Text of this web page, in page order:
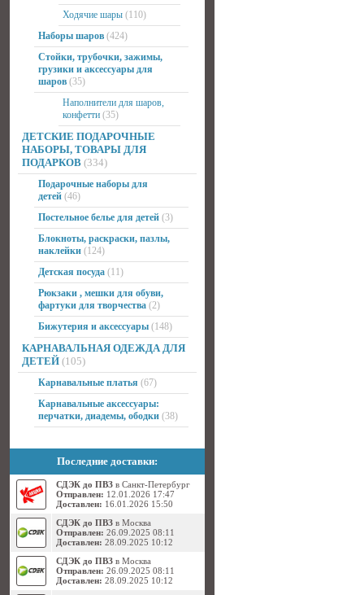
Ходячие шары (110)
Наборы шаров (424)
Стойки, трубочки, зажимы,
грузики и аксессуары для
шаров (35)
Наполнители для шаров,
конфетти (35)
ДЕТСКИЕ ПОДАРОЧНЫЕ
НАБОРЫ, ТОВАРЫ ДЛЯ
ПОДАРКОВ (334)
Подарочные наборы для
детей (46)
Постельное белье для детей (3)
Блокноты, раскраски, пазлы,
наклейки (124)
Детская посуда (11)
Рюкзаки , мешки для обуви,
фартуки для творчества (2)
Бижутерия и аксессуары (148)
КАРНАВАЛЬНАЯ ОДЕЖДА ДЛЯ
ДЕТЕЙ (105)
Карнавальные платья (67)
Карнавальные аксессуары:
перчатки, диадемы, ободки (38)
Последние доставки:
СДЭК до ПВЗ в Санкт-Петербург
Отправлен: 12.01.2026 17:47
Доставлен: 16.01.2026 15:50
СДЭК до ПВЗ в Москва
Отправлен: 26.09.2025 08:11
Доставлен: 28.09.2025 10:12
СДЭК до ПВЗ в Москва
Отправлен: 26.09.2025 08:11
Доставлен: 28.09.2025 10:12